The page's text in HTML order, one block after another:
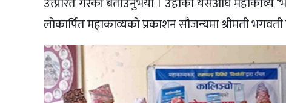
लोकार्पित महाकाव्यको प्रकाशन सौजन्यमा श्रीमती